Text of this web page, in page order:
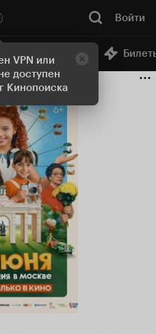
VPN или
доступен
Кинопоиска
Войти
Онлайн-кинотеатр